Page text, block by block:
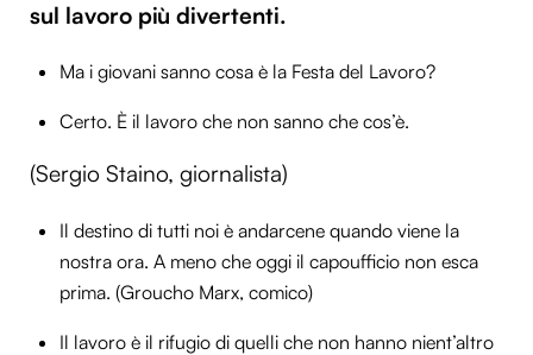
sul lavoro più divertenti.
Ma i giovani sanno cosa è la Festa del Lavoro?
Certo. È il lavoro che non sanno che cos’è.
(Sergio Staino, giornalista)
Il destino di tutti noi è andarcene quando viene la
nostra ora. A meno che oggi il capoufficio non esca
prima. (Groucho Marx, comico)
Il lavoro è il rifugio di quelli che non hanno nient’altro